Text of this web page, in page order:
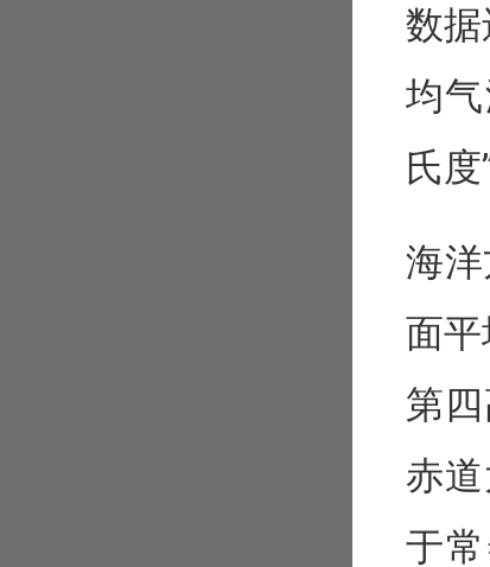
数
均
氏度
海
面
第
赤
于